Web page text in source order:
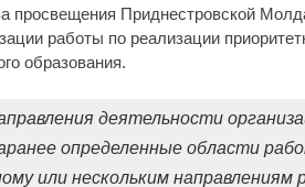
просвещения Приднестровской
работы по реализации
образования.
деятельности
определенные области
или нескольким направлениям
на
Что люди
их не
Ролик длится
будете долго